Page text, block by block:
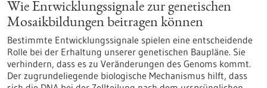
Wie Entwicklungssignale zur genetischen
Mosaikbildungen beitragen können
Bestimmte Entwicklungssignale spielen eine entscheidende
Rolle bei der Erhaltung unserer genetischen Baupläne. Sie
verhindern, dass es zu Veränderungen des Genoms kommt.
Der zugrundeliegende biologische Mechanismus hilft, dass